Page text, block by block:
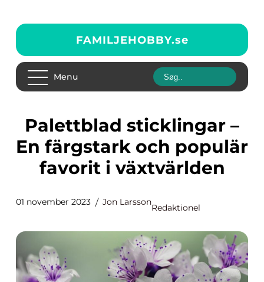
FAMILJEHOBBY.se
Menu
Palettblad sticklingar –
En färgstark och populär
favorit i växtvärlden
01 november 2023 Jon Larsson
Redaktionel